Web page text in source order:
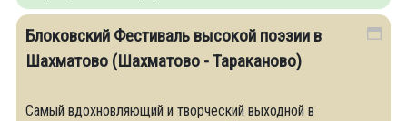
Блоковский Фестиваль высокой поэзии в
Шахматово (Шахматово - Тараканово)
Самый вдохновляющий и творческий выходной в